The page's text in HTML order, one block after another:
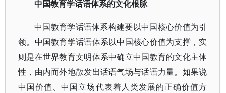
中国教育学话语体系的文化根脉
中国教育学话语体系构建要以中国核心价值为引
领。中国教育学话语体系以中国核心价值为支撑，实
则是在世界教育文明体系中确立中国教育的文化主体
性，由内而外地散发出话语气场与话语力量。如果说
中国价值、中国立场代表着人类发展的正确价值方